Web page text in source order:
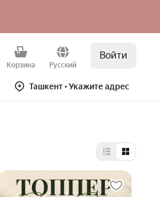
Корзина Русский
Войти
Ташкент• Укажите адрес
Выбор типа